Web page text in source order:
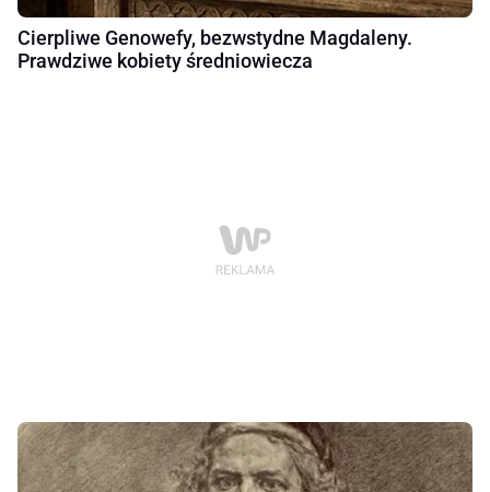
Cierpliwe Genowefy, bezwstydne Magdaleny.
Prawdziwe kobiety średniowiecza